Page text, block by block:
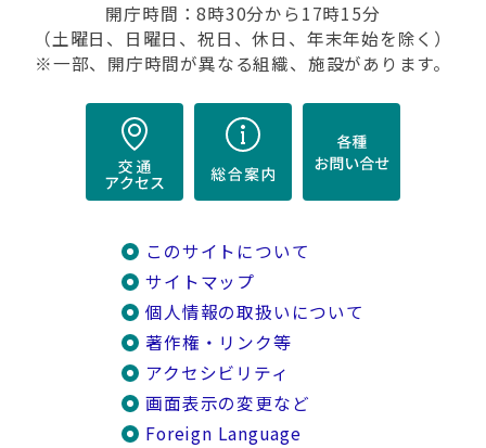
開庁時間：8時30分から17時15分
（土曜日、日曜日、祝日、休日、年末年始を除く）
※一部、開庁時間が異なる組織、施設があります。
このサイトについて
サイトマップ
個人情報の取扱いについて
著作権・リンク等
アクセシビリティ
画面表示の変更など
Foreign Language